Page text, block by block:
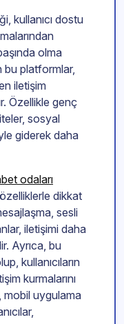
kullanıcı dostu
olma
bu platformlar,
iletişim
Özellikle genç
sosyal
giderek daha
odaları
özelliklerle dikkat
sesli
iletişimi daha
Ayrıca, bu
kullanıcıların
kurmalarını
mobil uygulama